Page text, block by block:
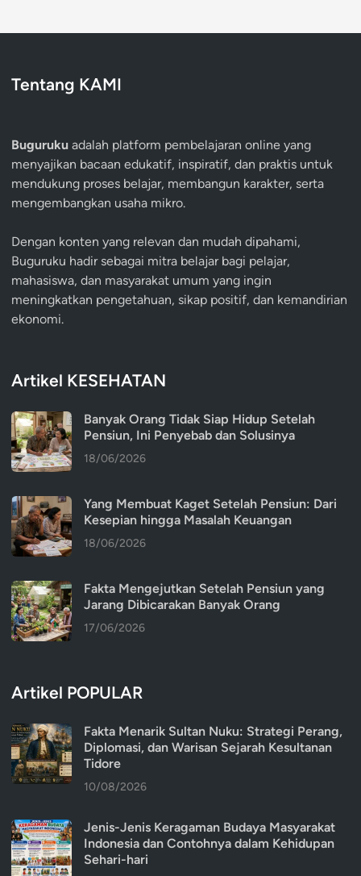
Tentang KAMI
Buguruku adalah platform pembelajaran online yang
menyajikan bacaan edukatif, inspiratif, dan praktis untuk
mendukung proses belajar, membangun karakter, serta
mengembangkan usaha mikro.
Dengan konten yang relevan dan mudah dipahami,
Buguruku hadir sebagai mitra belajar bagi pelajar,
mahasiswa, dan masyarakat umum yang ingin
meningkatkan pengetahuan, sikap positif, dan kemandirian
ekonomi.
Artikel KESEHATAN
Banyak Orang Tidak Siap Hidup Setelah
Pensiun, Ini Penyebab dan Solusinya
18/06/2026
Yang Membuat Kaget Setelah Pensiun: Dari
Kesepian hingga Masalah Keuangan
18/06/2026
Fakta Mengejutkan Setelah Pensiun yang
Jarang Dibicarakan Banyak Orang
17/06/2026
Artikel POPULAR
Fakta Menarik Sultan Nuku: Strategi Perang,
Diplomasi, dan Warisan Sejarah Kesultanan
Tidore
10/08/2026
Jenis-Jenis Keragaman Budaya Masyarakat
Indonesia dan Contohnya dalam Kehidupan
Sehari-hari